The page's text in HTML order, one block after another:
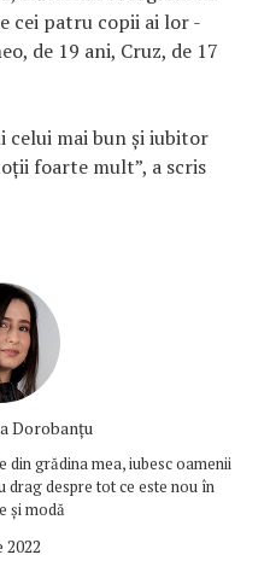
cei patru copii ai lor -
de 19 ani, Cruz, de 17
celui mai bun și iubitor
foarte mult”, a scris
Dorobanțu
grădina mea, iubesc oamenii
drag despre tot ce este nou în
și modă
2022